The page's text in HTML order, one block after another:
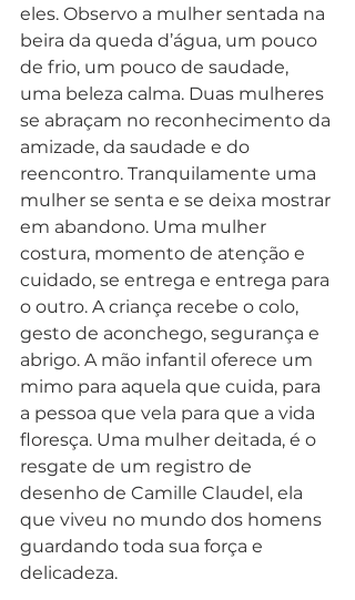
eles. Observo a mulher sentada na
beira da queda d’água, um pouco
de frio, um pouco de saudade,
uma beleza calma. Duas mulheres
se abraçam no reconhecimento da
amizade, da saudade e do
reencontro. Tranquilamente uma
mulher se senta e se deixa mostrar
em abandono. Uma mulher
costura, momento de atenção e
cuidado, se entrega e entrega para
o outro. A criança recebe o colo,
gesto de aconchego, segurança e
abrigo. A mão infantil oferece um
mimo para aquela que cuida, para
a pessoa que vela para que a vida
floresça. Uma mulher deitada, é o
resgate de um registro de
desenho de Camille Claudel, ela
que viveu no mundo dos homens
guardando toda sua força e
delicadeza.